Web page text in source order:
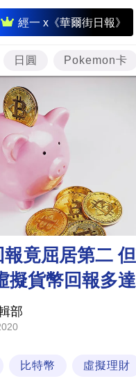
經一 x《華爾街日報》
即
時
財
經
專
題
投
資
市
理
財
商
業
科
日圓 Pokemon卡
報竟屈居第二
擬貨幣回報多
部
比特幣 虛擬理財